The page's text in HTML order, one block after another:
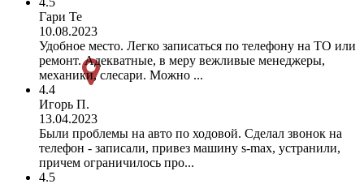
Гари Те
10.08.2023
Удобное место. Легко записаться по телефону на ТО или
ремонт. Адекватные, в меру вежливые менеджеры,
механики, слесари. Можно ...
4.4
Игорь П.
13.04.2023
Были проблемы на авто по ходовой. Сделал звонок на
телефон - записали, привез машину s-max, устранили,
причем ограничилось про...
4.5